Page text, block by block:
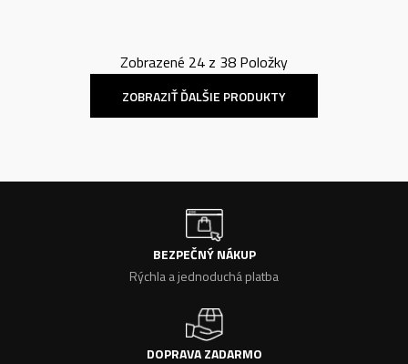
Zobrazené 24 z 38 Položky
ZOBRAZIŤ ĎALŠIE PRODUKTY
BEZPEČNÝ NÁKUP
Rýchla a jednoduchá platba
DOPRAVA ZADARMO